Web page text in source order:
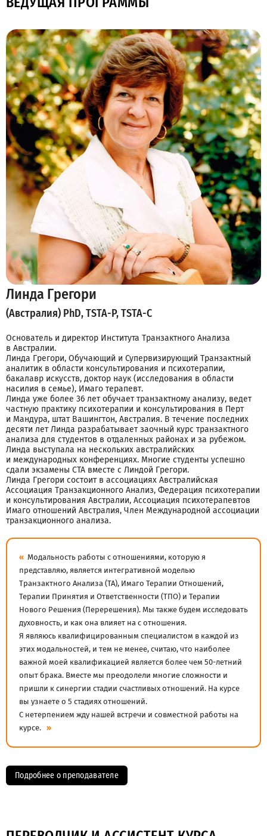
Линда Грегори
(Австралия) PhD, TSTA-P, TSTA-C
Основатель и директор Института Транзактного Анализа
в Австралии.
Линда Грегори, Обучающий и Супервизирующий Транзактный
аналитик в области консультирования и психотерапии,
бакалавр искусств, доктор наук (исследования в области
насилия в семье), Имаго терапевт.
Линда уже более 36 лет обучает транзактному анализу, ведет
частную практику психотерапии и консультирования в Перт
и Мандура, штат Вашингтон, Австралия. В течение последних
десяти лет Линда разрабатывает заочный курс транзактного
анализа для студентов в отдаленных районах и за рубежом.
Линда выступала на нескольких австралийских
и международных конференциях. Многие студенты успешно
сдали экзамены CTA вместе с Линдой Грегори.
Линда Грегори состоит в ассоциациях Австралийская
Ассоциация Транзакционного Анализ, Федерация психотерапии
и консультирования Австралии, Ассоциация психотерапевтов
Имаго отношений Австралия, Член Международной ассоциации
транзакционного анализа.
« Модальность работы с отношениями, которую я
представляю, является интегративной моделью
Транзактного Анализа (ТА), Имаго Терапии Отношений,
Терапии Принятия и Ответственности (ТПО) и Терапии
Нового Решения (Перерешения). Мы также будем исследовать
духовность, и как она влияет на с отношения.
Я являюсь квалифицированным специалистом в каждой из
этих модальностей, и тем не менее, считаю, что наиболее
важной моей квалификацией является более чем 50-летний
опыт брака. Вместе мы преодолели многие сложности и
пришли к синергии стадии счастливых отношений. На курсе
вы узнаете о 5 стадиях отношений.
С нетерпением жду нашей встречи и совместной работы на
курсе. »
Подробнее о преподавателе